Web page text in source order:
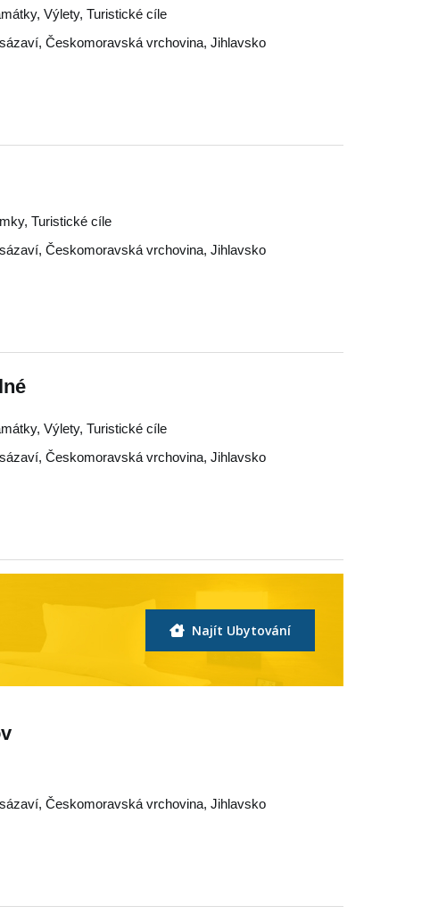
Výlety, Turistické cíle
, Českomoravská vrchovina, Jihlavsko
Turistické cíle
, Českomoravská vrchovina, Jihlavsko
Výlety, Turistické cíle
, Českomoravská vrchovina, Jihlavsko
Najít Ubytování
, Českomoravská vrchovina, Jihlavsko